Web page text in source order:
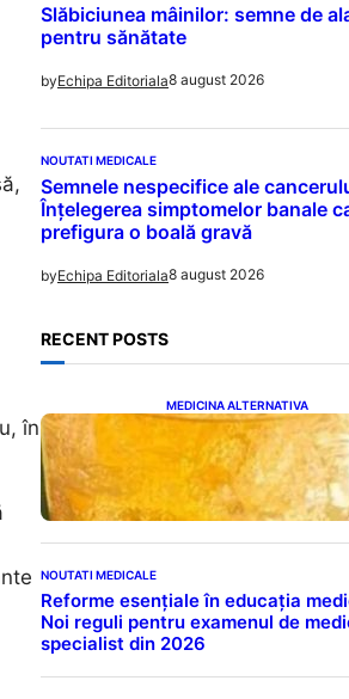
în
Slăbiciunea mâinilor: semne de
pentru sănătate
byEchipa Editoriala8 august 2026
NOUTATI MEDICALE
Semnele nespecifice ale
Înțelegerea simptomelor banale
prefigura o boală gravă
byEchipa Editoriala8 august 2026
RECENT POSTS
MEDICINA ALTERNATIVA
Cele cinci băuturi
pentru menținerea
sub control pe
Ghidul specialistului
NOUTATI MEDICALE
Reforme esențiale în educația
Noi reguli pentru examenul de
specialist din 2026